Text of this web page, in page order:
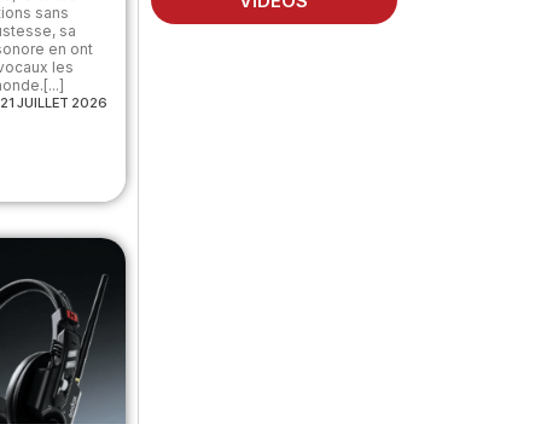
sans
sa
en ont
les
21 JUILLET 2026